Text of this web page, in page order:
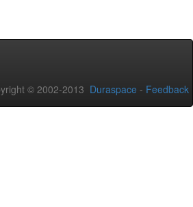
© 2002-2013 Duraspace - Feedback